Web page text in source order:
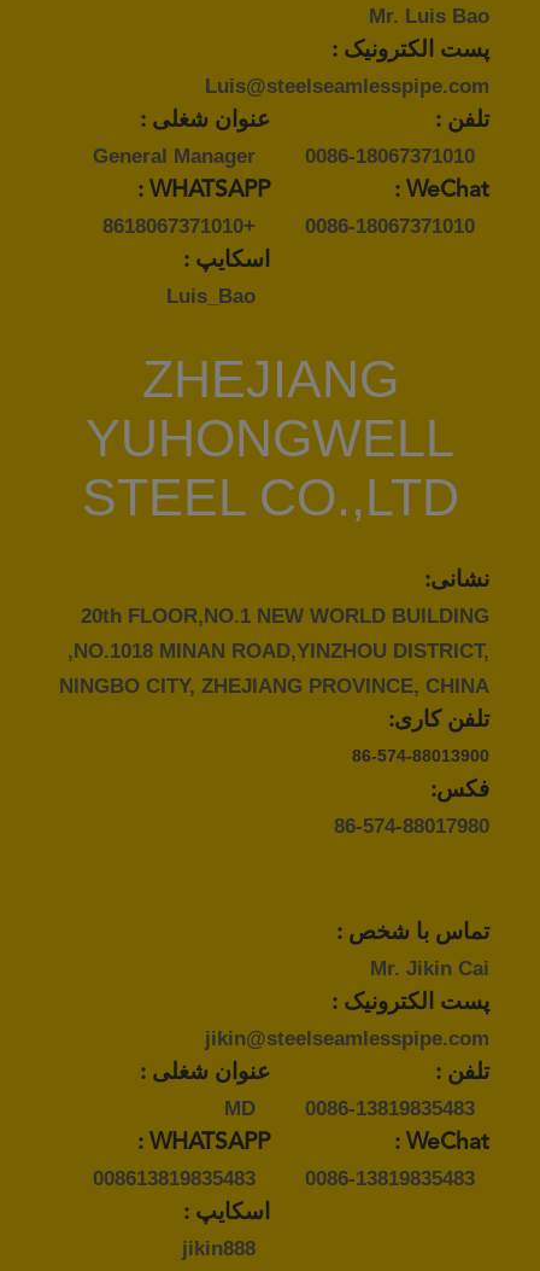
Mr. Luis Bao
پست الکترونیک :
Luis@steelseamlesspipe.com
عنوان شغلی :
General Manager
تلفن :
0086-18067371010
WHATSAPP :
+8618067371010
WeChat :
0086-18067371010
اسکایپ :
Luis_Bao
ZHEJIANG
YUHONGWELL
STEEL CO.,LTD
نشانی:
20th FLOOR,NO.1 NEW WORLD BUILDING
,NO.1018 MINAN ROAD,YINZHOU DISTRICT,
NINGBO CITY, ZHEJIANG PROVINCE, CHINA
تلفن کاری:
86-574-88013900
فکس:
86-574-88017980
تماس با شخص :
Mr. Jikin Cai
پست الکترونیک :
jikin@steelseamlesspipe.com
عنوان شغلی :
MD
تلفن :
0086-13819835483
WHATSAPP :
008613819835483
WeChat :
0086-13819835483
اسکایپ :
jikin888